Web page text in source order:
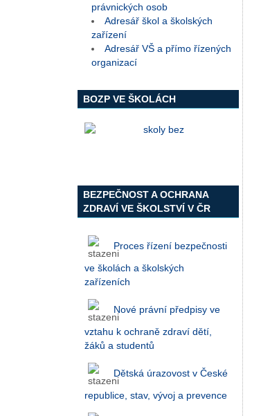
právnických osob
Adresář škol a školských
zařízení
Adresář VŠ a přímo řízených
organizací
BOZP VE ŠKOLÁCH
BEZPEČNOST A OCHRANA
ZDRAVÍ VE ŠKOLSTVÍ V ČR
Proces řízení bezpečnosti
ve školách a školských
zařízeních
Nové právní předpisy ve
vztahu k ochraně zdraví dětí,
žáků a studentů
Dětská úrazovost v České
republice, stav, vývoj a prevence